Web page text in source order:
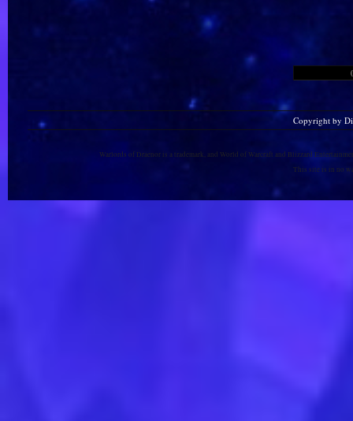
Copyright by
Warlords of Draenor is a trademark, and World of Warcraft and Blizzard
This site is in no